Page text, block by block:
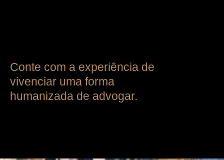
Conte com a experiência de
vivenciar uma forma
humanizada de advogar.